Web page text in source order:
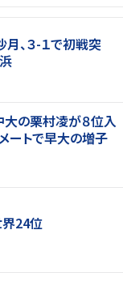
、３-１で初戦突
大の栗村凌が８位入
トで早大の増子
24位